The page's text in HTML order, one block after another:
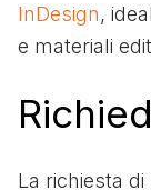
InDesign,
e materiali
La richiesta